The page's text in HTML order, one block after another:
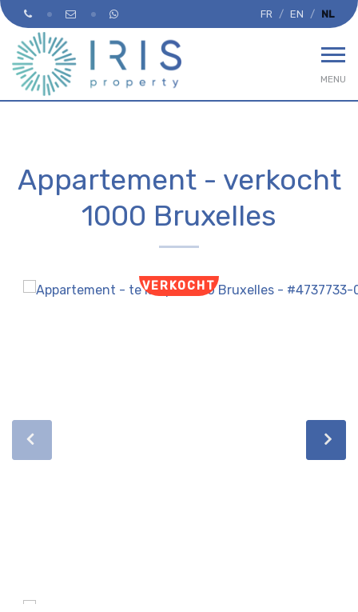
FR EN NL
MENU
Appartement - verkocht
1000 Bruxelles
VERKOCHT